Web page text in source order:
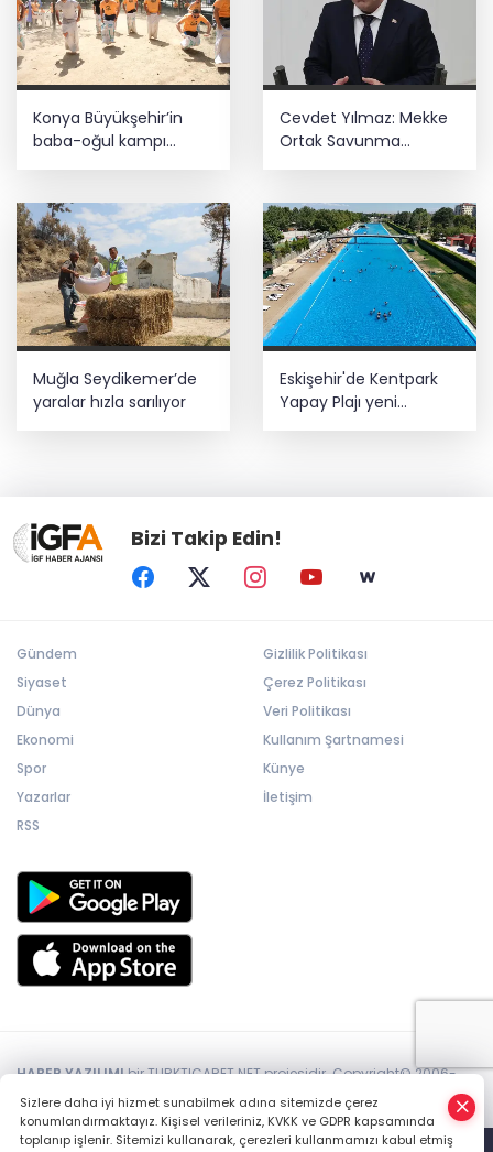
Konya Büyükşehir’in
baba-oğul kampı
Ağustos'ta da sürecek
Cevdet Yılmaz: Mekke
Ortak Savunma
Anlaşması bölgesel
sağlayacak
Muğla Seydikemer’de
yaralar hızla sarılıyor
Eskişehir'de Kentpark
Yapay Plajı yeni
Bizi Takip Edin!
Gündem
Siyaset
Dünya
Ekonomi
Spor
Yazarlar
RSS
Gizlilik Politikası
Çerez Politikası
Veri Politikası
Kullanım Şartnamesi
Künye
İletişim
HABER YAZILIMIbir TURKTICARET.NET projesidir. Copyright© 2006-
Sizlere daha iyi hizmet sunabilmek adına sitemizde çerez
konumlandırmaktayız. Kişisel verileriniz, KVKK ve GDPR kapsamında
toplanıp işlenir. Sitemizi kullanarak, çerezleri kullanmamızı kabul etmiş